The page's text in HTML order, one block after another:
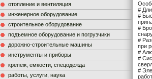
отопление и вентиляция
инженерное оборудование
строительное оборудование
подъемное оборудование и погрузчики
дорожно-строительные машины
инструменты и приборы
крепеж, емкости, спецодежда
работы, услуги, наука
#
#
#
#
при
#
#
#